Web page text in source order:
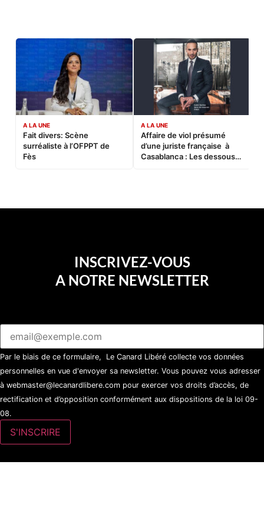
A LA UNE
Fait divers: Scène
surréaliste à l’OFPPT de
Fès
A LA UNE
Affaire de viol présumé
d’une juriste française à
Casablanca : Les dessous
INSCRIVEZ-VOUS
A NOTRE NEWSLETTER
Par le biais de ce formulaire, Le Canard Libéré collecte vos données
personnelles en vue d'envoyer sa newsletter. Vous pouvez vous adresser
à webmaster@lecanardlibere.com pour exercer vos droits d’accès, de
rectification et d’opposition conformément aux dispositions de la loi 09-
08.